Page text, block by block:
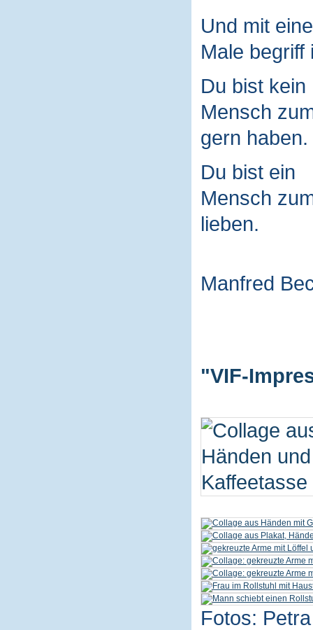
Und mit
Male begriff
Du bist kein
Mensch
gern haben.
Du bist ein
Mensch
lieben.
Manfred
"VIF-
Fotos: